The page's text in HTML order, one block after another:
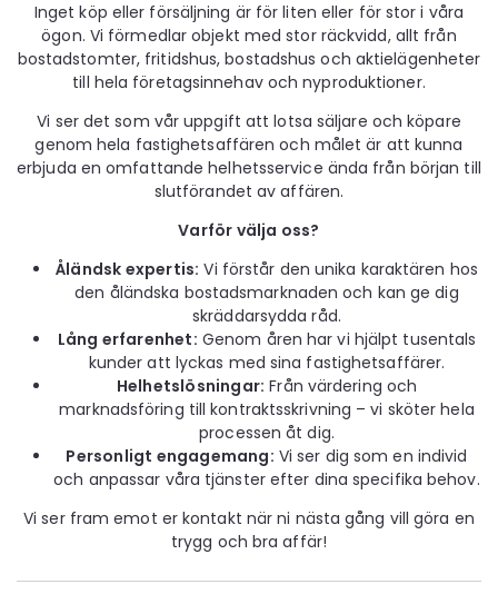
Inget köp eller försäljning är för liten eller för stor i våra
ögon. Vi förmedlar objekt med stor räckvidd, allt från
bostadstomter, fritidshus, bostadshus och aktielägenheter
till hela företagsinnehav och nyproduktioner.
Vi ser det som vår uppgift att lotsa säljare och köpare
genom hela fastighetsaffären och målet är att kunna
erbjuda en omfattande helhetsservice ända från början till
slutförandet av affären.
Varför välja oss?
Åländsk expertis: Vi förstår den unika karaktären hos
den åländska bostadsmarknaden och kan ge dig
skräddarsydda råd.
Lång erfarenhet: Genom åren har vi hjälpt tusentals
kunder att lyckas med sina fastighetsaffärer.
Helhetslösningar: Från värdering och
marknadsföring till kontraktsskrivning – vi sköter hela
processen åt dig.
Personligt engagemang: Vi ser dig som en individ
och anpassar våra tjänster efter dina specifika behov.
Vi ser fram emot er kontakt när ni nästa gång vill göra en
trygg och bra affär!